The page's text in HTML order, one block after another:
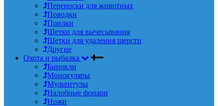
Переноски для животных
Поводки
Поилки
Щетки для вычесывания
Щетки для удаления шерсти
Другие
Охота и рыбалка
Бинокли
Монокуляры
Мультитулы
Налобные фонари
Ножи